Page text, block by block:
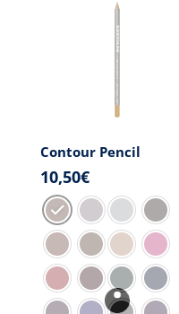
Contour Pencil
10,50€